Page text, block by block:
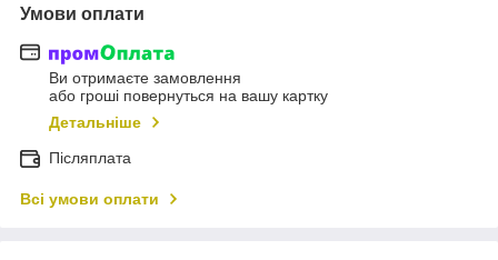
Умови оплати
Ви отримаєте замовлення
або гроші повернуться на вашу картку
Детальніше
Післяплата
Всі умови оплати